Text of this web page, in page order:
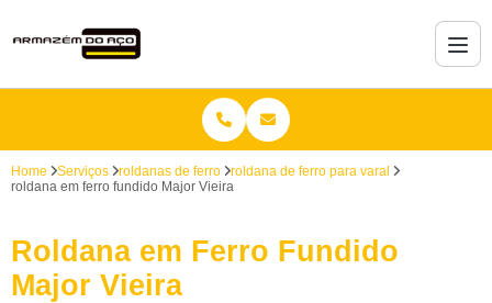
Home Serviços roldanas de ferro
roldana de ferro para varal
roldana em ferro fundido Major Vieira
Roldana em Ferro Fundido
Major Vieira